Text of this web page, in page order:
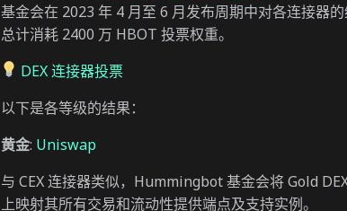
基金会在 2023 年 4 月至 6 月发布周期中对各连接器
总计消耗 2400 万 HBOT 投票权重。
DEX 连接器投票
以下是各等级的结果：
黄金: Uniswap
与 CEX 连接器类似，Hummingbot 基金会将 Gold
上映射其所有交易和流动性提供端点及支持实例。